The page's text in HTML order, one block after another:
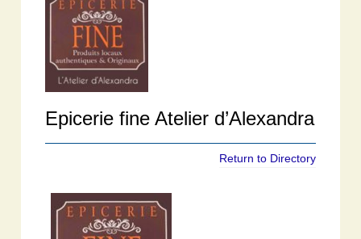
Epicerie fine Atelier d’Alexandra
Return to Directory